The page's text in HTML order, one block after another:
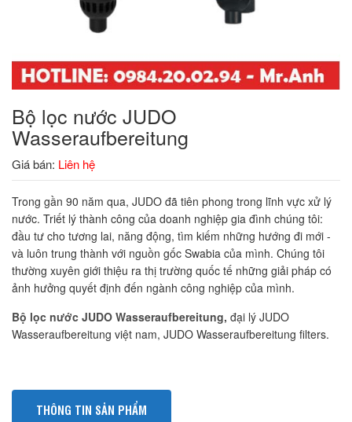
Bộ lọc nước JUDO
Wasseraufbereitung
Giá bán: Liên hệ
Trong gần 90 năm qua, JUDO đã tiên phong trong lĩnh vực xử lý
nước. Triết lý thành công của doanh nghiệp gia đình chúng tôi:
đầu tư cho tương lai, năng động, tìm kiếm những hướng đi mới -
và luôn trung thành với nguồn gốc Swabia của mình. Chúng tôi
thường xuyên giới thiệu ra thị trường quốc tế những giải pháp có
ảnh hưởng quyết định đến ngành công nghiệp của mình.
Bộ lọc nước JUDO Wasseraufbereitung, đại lý JUDO
Wasseraufbereitung việt nam, JUDO Wasseraufbereitung filters.
THÔNG TIN SẢN PHẨM